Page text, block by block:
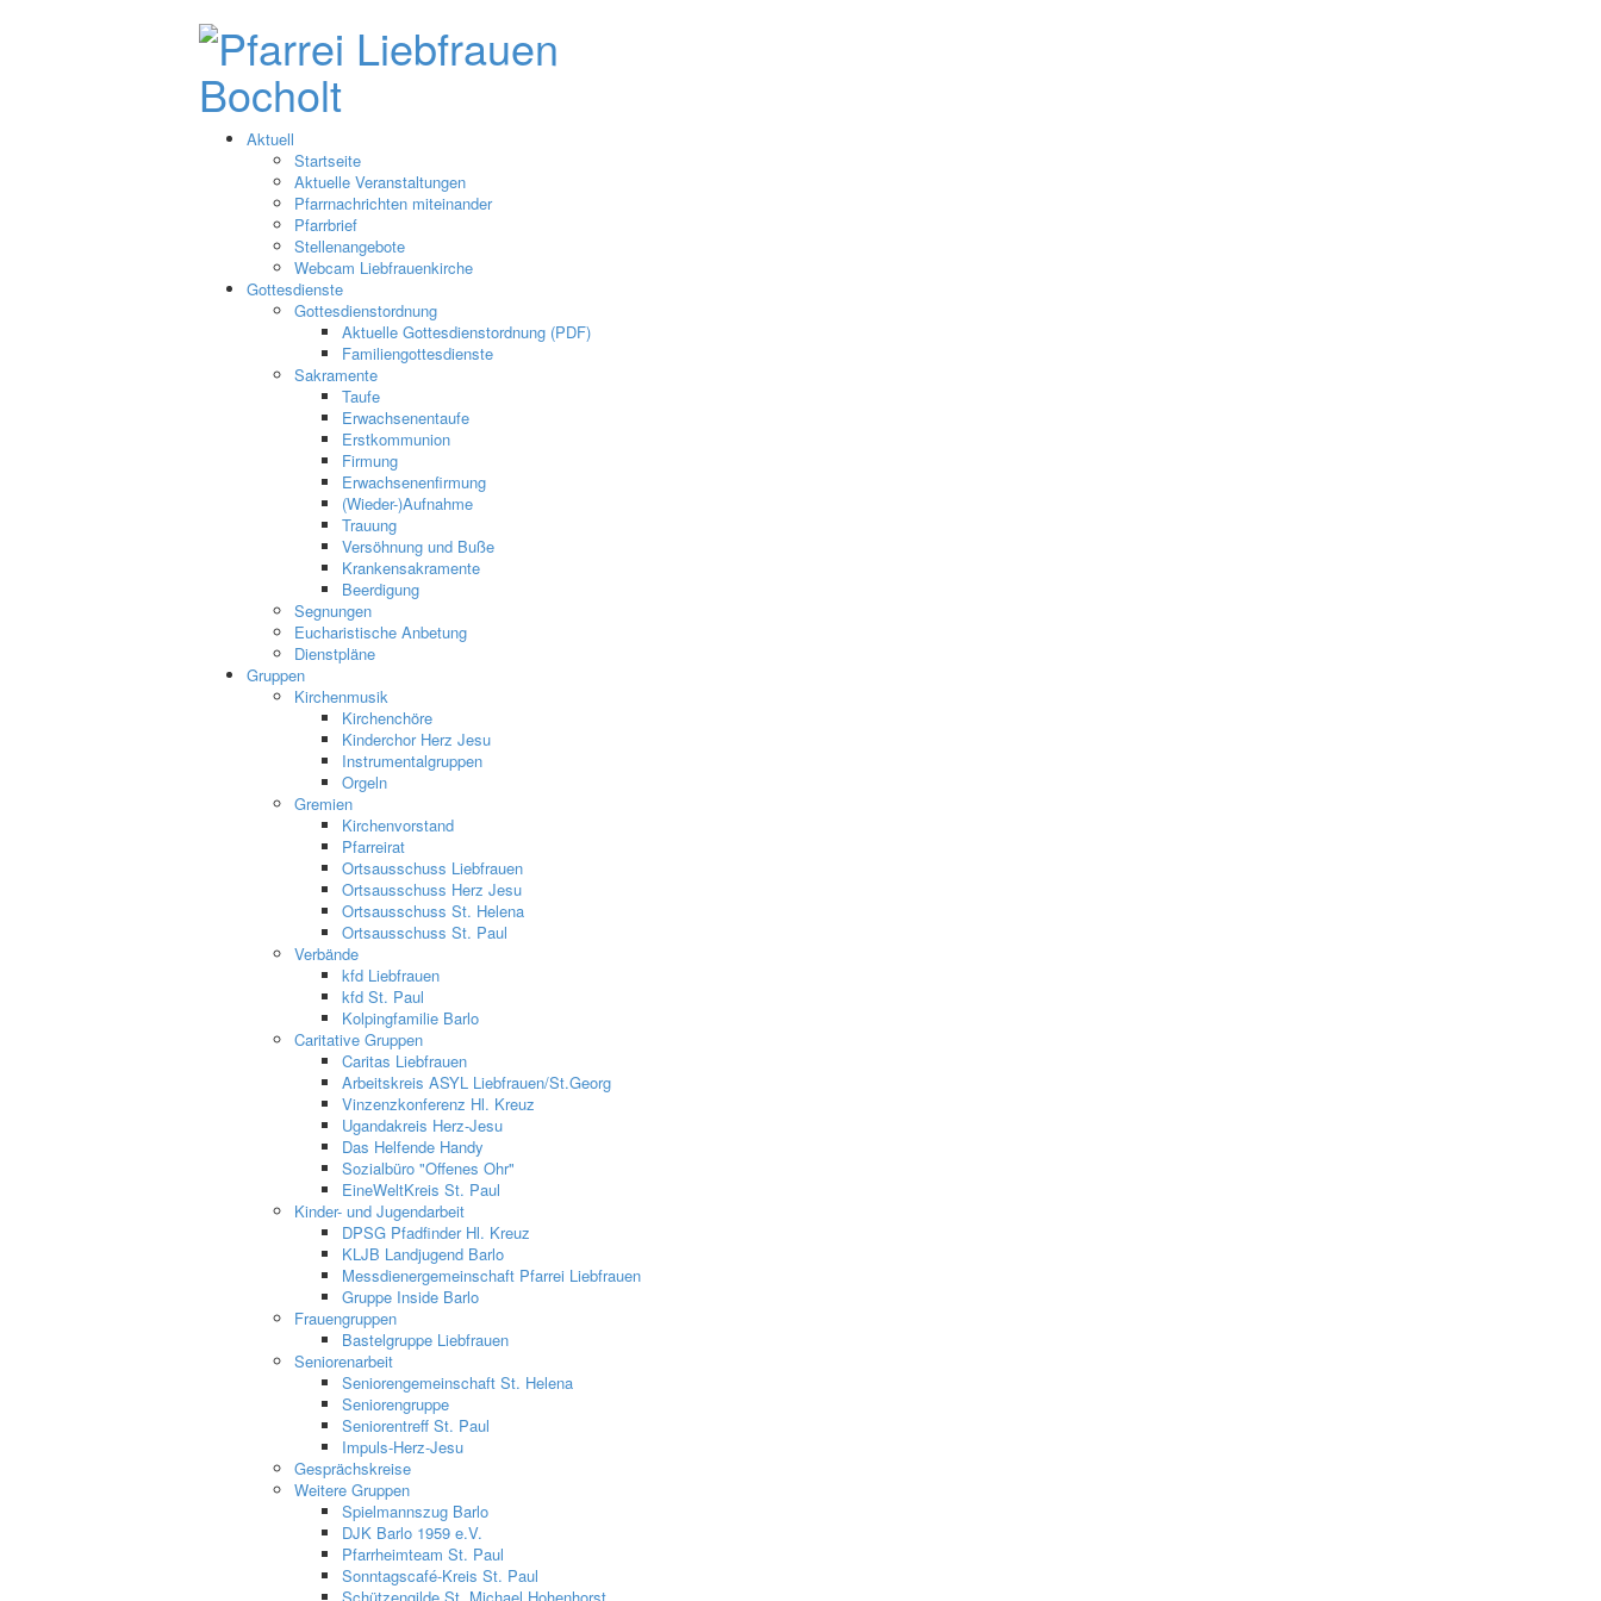
Aktuell
Startseite
Aktuelle Veranstaltungen
Pfarrnachrichten miteinander
Pfarrbrief
Stellenangebote
Webcam Liebfrauenkirche
Gottesdienste
Gottesdienstordnung
Aktuelle Gottesdienstordnung (PDF)
Familiengottesdienste
Sakramente
Taufe
Erwachsenentaufe
Erstkommunion
Firmung
Erwachsenenfirmung
(Wieder-)Aufnahme
Trauung
Versöhnung und Buße
Krankensakramente
Beerdigung
Segnungen
Eucharistische Anbetung
Dienstpläne
Gruppen
Kirchenmusik
Kirchenchöre
Kinderchor Herz Jesu
Instrumentalgruppen
Orgeln
Gremien
Kirchenvorstand
Pfarreirat
Ortsausschuss Liebfrauen
Ortsausschuss Herz Jesu
Ortsausschuss St. Helena
Ortsausschuss St. Paul
Verbände
kfd Liebfrauen
kfd St. Paul
Kolpingfamilie Barlo
Caritative Gruppen
Caritas Liebfrauen
Arbeitskreis ASYL Liebfrauen/St.Georg
Vinzenzkonferenz Hl. Kreuz
Ugandakreis Herz-Jesu
Das Helfende Handy
Sozialbüro "Offenes Ohr"
EineWeltKreis St. Paul
Kinder- und Jugendarbeit
DPSG Pfadfinder Hl. Kreuz
KLJB Landjugend Barlo
Messdienergemeinschaft Pfarrei Liebfrauen
Gruppe Inside Barlo
Frauengruppen
Bastelgruppe Liebfrauen
Seniorenarbeit
Seniorengemeinschaft St. Helena
Seniorengruppe
Seniorentreff St. Paul
Impuls-Herz-Jesu
Gesprächskreise
Weitere Gruppen
Spielmannszug Barlo
DJK Barlo 1959 e.V.
Pfarrheimteam St. Paul
Sonntagscafé-Kreis St. Paul